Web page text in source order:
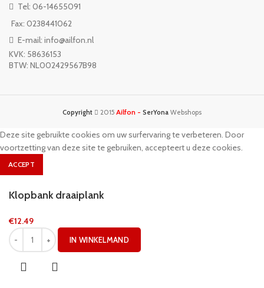
Tel: 06-14655091
Fax: 0238441062
E-mail: info@ailfon.nl
KVK: 58636153
BTW: NL002429567B98
Copyright 2015 Ailfon - SerYona Webshops
Deze site gebruikte cookies om uw surfervaring te verbeteren. Door
voortzetting van deze site te gebruiken, accepteert u deze cookies.
ACCEPT
Klopbank draaiplank
€12.49
IN WINKELMAND